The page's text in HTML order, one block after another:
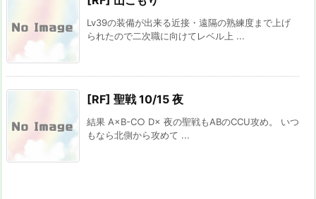
Lv39の装備が出来る近接・遠隔の熟練度まで上げ
られたので二次職に向けてレベル上 ...
[RF] 聖戦 10/15 夜
結果 A×B-C○ D× 夜の聖戦もABのCCU攻め。 いつ
もなら北側から攻めて ...